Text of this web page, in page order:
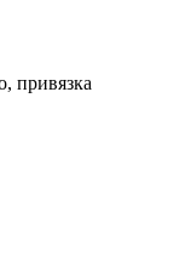
привязка